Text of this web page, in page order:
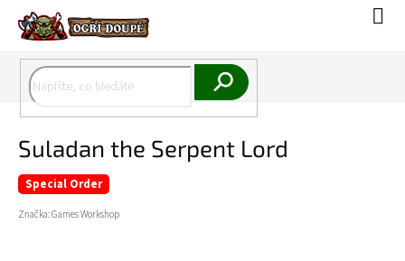
obsah
Suladan the Serpent Lord
Special Order
Značka:Games Workshop